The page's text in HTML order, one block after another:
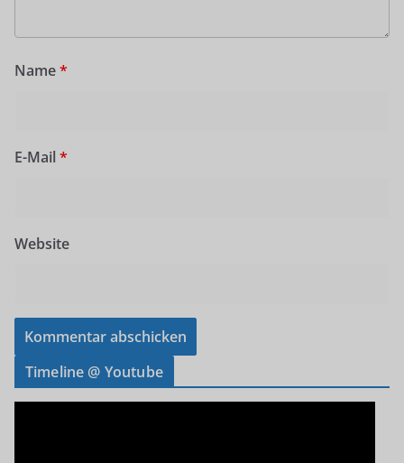
Name*
E-Mail *
Website
Timeline @ Youtube